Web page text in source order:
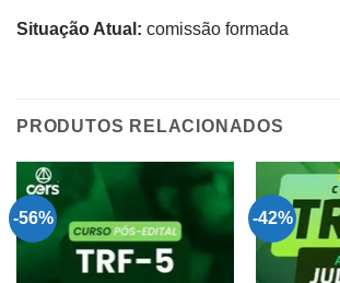
Situação Atual: comissão formada
PRODUTOS RELACIONADOS
-56% -42%